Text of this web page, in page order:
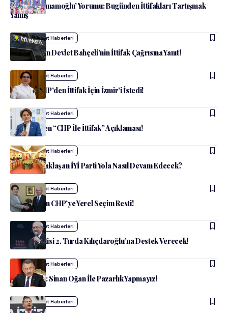
HDP’den ‘İmamoğlu’ Yorumu: Bugünden İttifakları Tartışmak
Yanlış
admin Siyaset Haberleri
İYİ Parti’den Devlet Bahçeli’nin İttifak Çağrısına Yanıt!
admin Siyaset Haberleri
İyi Parti CHP’den İttifak İçin İzmir’i İstedi!
admin Siyaset Haberleri
Akşener’den “CHP İle İttifak” Açıklaması!
admin Siyaset Haberleri
Kongresi Yaklaşan İYİ Parti Yola Nasıl Devam Edecek?
admin Siyaset Haberleri
İyi Parti’den CHP’ye Yerel Seçim Resti!
admin Siyaset Haberleri
Adalet Partisi 2. Turda Kılıçdaroğlu’na Destek Verecek!
admin Siyaset Haberleri
Fuat Oktay: Sinan Oğan İle Pazarlık Yapmayız!
admin Siyaset Haberleri